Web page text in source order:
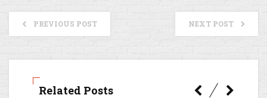
PREVIOUS POST NEXT POST
Related Posts